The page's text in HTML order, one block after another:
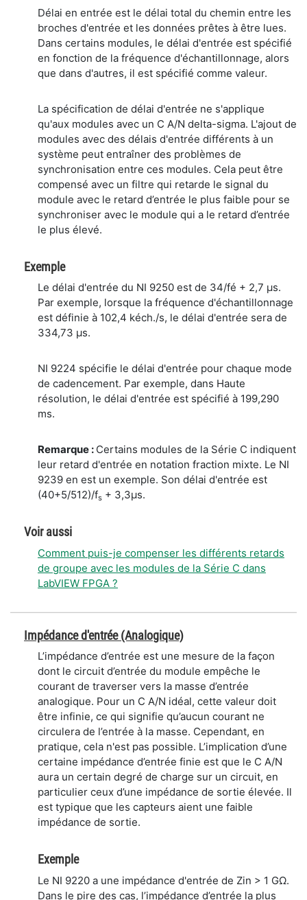
Délai en entrée est le délai total du chemin entre les
broches d'entrée et les données prêtes à être lues.
Dans certains modules, le délai d'entrée est spécifié
en fonction de la fréquence d'échantillonnage, alors
que dans d'autres, il est spécifié comme valeur.
La spécification de délai d'entrée ne s'applique
qu'aux modules avec un C A/N delta-sigma. L'ajout de
modules avec des délais d'entrée différents à un
système peut entraîner des problèmes de
synchronisation entre ces modules. Cela peut être
compensé avec un filtre qui retarde le signal du
module avec le retard d’entrée le plus faible pour se
synchroniser avec le module qui a le retard d’entrée
le plus élevé.
Exemple
Le délai d'entrée du NI 9250 est de 34/fé + 2,7 μs.
Par exemple, lorsque la fréquence d'échantillonnage
est définie à 102,4 kéch./s, le délai d'entrée sera de
334,73 μs.
NI 9224 spécifie le délai d'entrée pour chaque mode
de cadencement. Par exemple, dans Haute
résolution, le délai d'entrée est spécifié à 199,290
ms.
Remarque : Certains modules de la Série C indiquent
leur retard d'entrée en notation fraction mixte. Le NI
9239 en est un exemple. Son délai d'entrée est
(40+5/512)/fs + 3,3μs.
Voir aussi
Comment puis-je compenser les différents retards
de groupe avec les modules de la Série C dans
LabVIEW FPGA ?
Impédance d'entrée (Analogique)
L’impédance d’entrée est une mesure de la façon
dont le circuit d’entrée du module empêche le
courant de traverser vers la masse d’entrée
analogique. Pour un C A/N idéal, cette valeur doit
être infinie, ce qui signifie qu’aucun courant ne
circulera de l’entrée à la masse. Cependant, en
pratique, cela n'est pas possible. L’implication d’une
certaine impédance d’entrée finie est que le C A/N
aura un certain degré de charge sur un circuit, en
particulier ceux d’une impédance de sortie élevée. Il
est typique que les capteurs aient une faible
impédance de sortie.
Exemple
Le NI 9220 a une impédance d'entrée de Zin > 1 GΩ.
Dans le pire des cas, l’impédance d’entrée la plus